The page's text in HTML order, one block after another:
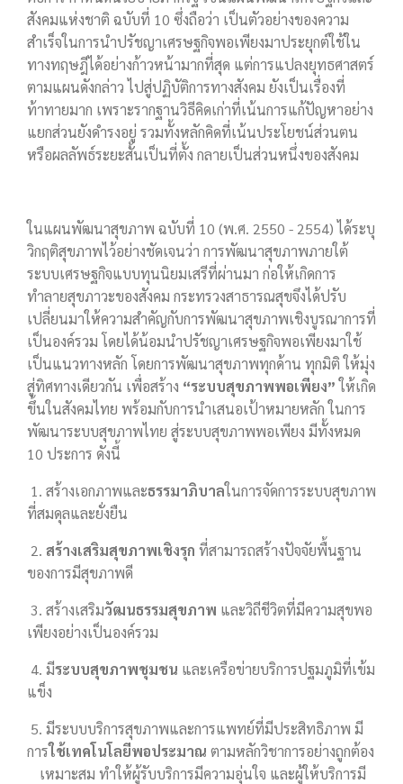
สังคมแห่งชาติ ฉบับที่ 10 ซึ่งถือว่า เป็นตัวอย่างของความ
สำเร็จในการนำปรัชญาเศรษฐกิจพอเพียงมาประยุกต์ใช้ใน
ทางทฤษฎีได้อย่างก้าวหน้ามากที่สุด แต่การแปลงยุทธศาสตร์
ตามแผนดังกล่าว ไปสู่ปฏิบัติการทางสังคม ยังเป็นเรื่องที่
ท้าทายมาก เพราะรากฐานวิธีคิดเก่าที่เน้นการแก้ปัญหาอย่าง
แยกส่วนยังดำรงอยู่ รวมทั้งหลักคิดที่เน้นประโยชน์ส่วนตน
หรือผลลัพธ์ระยะสั้นเป็นที่ตั้ง กลายเป็นส่วนหนึ่งของสังคม
ในแผนพัฒนาสุขภาพ ฉบับที่ 10 (พ.ศ. 2550 - 2554) ได้ระบุ
วิกฤติสุขภาพไว้อย่างชัดเจนว่า การพัฒนาสุขภาพภายใต้
ระบบเศรษฐกิจแบบทุนนิยมเสรีที่ผ่านมา ก่อให้เกิดการ
ทำลายสุขภาวะของสังคม กระทรวงสาธารณสุขจึงได้ปรับ
เปลี่ยนมาให้ความสำคัญกับการพัฒนาสุขภาพเชิงบูรณาการที่
เป็นองค์รวม โดยได้น้อมนำปรัชญาเศรษฐกิจพอเพียงมาใช้
เป็นแนวทางหลัก โดยการพัฒนาสุขภาพทุกด้าน ทุกมิติ ให้มุ่ง
สู่ทิศทางเดียวกัน เพื่อสร้าง “ระบบสุขภาพพอเพียง”ให้เกิด
ขึ้นในสังคมไทย พร้อมกับการนำเสนอเป้าหมายหลัก ในการ
พัฒนาระบบสุขภาพไทย สู่ระบบสุขภาพพอเพียง มีทั้งหมด
10 ประการ ดังนี้
1. สร้างเอกภาพและธรรมาภิบาลในการจัดการระบบสุขภาพ
ที่สมดุลและยั่งยืน
2. สร้างเสริมสุขภาพเชิงรุก ที่สามารถสร้างปัจจัยพื้นฐาน
ของการมีสุขภาพดี
3. สร้างเสริมวัฒนธรรมสุขภาพ และวิถีชีวิตที่มีความสุขพอ
เพียงอย่างเป็นองค์รวม
4. มีระบบสุขภาพชุมชน และเครือข่ายบริการปฐมภูมิที่เข้ม
แข็ง
5. มีระบบบริการสุขภาพและการแพทย์ที่มีประสิทธิภาพ มี
การใช้เทคโนโลยีพอประมาณ ตามหลักวิชาการอย่างถูกต้อง
เหมาะสม ทำให้ผู้รับบริการมีความอุ่นใจ และผู้ให้บริการมี